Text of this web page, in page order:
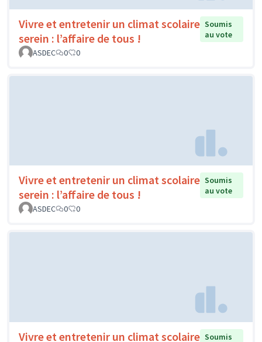
Vivre et entretenir un climat scolaire
serein : l’affaire de tous !
Soumis
au vote
ASDEC
0 0
Vivre et entretenir un climat scolaire
serein : l’affaire de tous !
Soumis
au vote
ASDEC
0 0
Vivre et entretenir un climat scolaire Soumis